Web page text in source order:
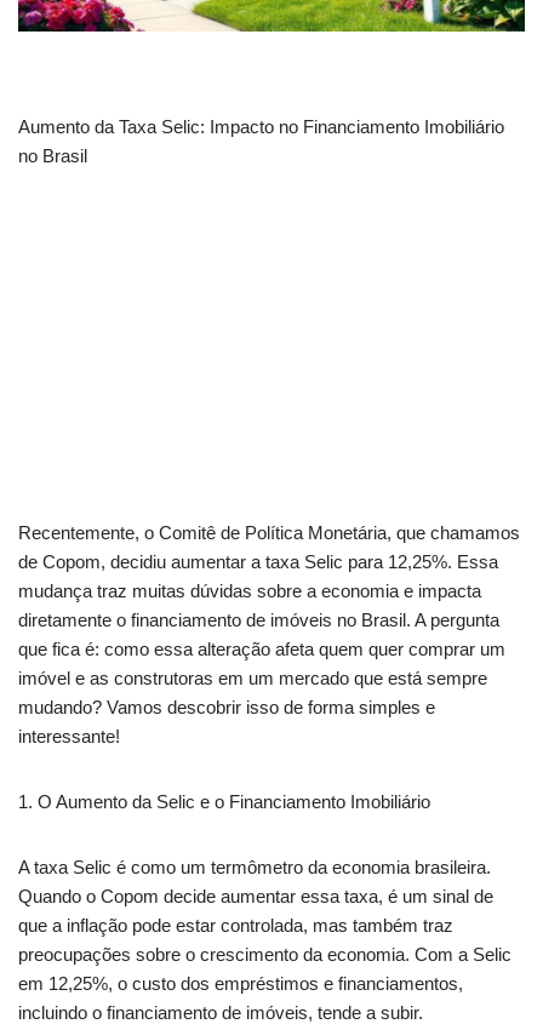
Aumento da Taxa Selic: Impacto no Financiamento Imobiliário
no Brasil
Recentemente, o Comitê de Política Monetária, que chamamos
de Copom, decidiu aumentar a taxa Selic para 12,25%. Essa
mudança traz muitas dúvidas sobre a economia e impacta
diretamente o financiamento de imóveis no Brasil. A pergunta
que fica é: como essa alteração afeta quem quer comprar um
imóvel e as construtoras em um mercado que está sempre
mudando? Vamos descobrir isso de forma simples e
interessante!
1. O Aumento da Selic e o Financiamento Imobiliário
A taxa Selic é como um termômetro da economia brasileira.
Quando o Copom decide aumentar essa taxa, é um sinal de
que a inflação pode estar controlada, mas também traz
preocupações sobre o crescimento da economia. Com a Selic
em 12,25%, o custo dos empréstimos e financiamentos,
incluindo o financiamento de imóveis, tende a subir.